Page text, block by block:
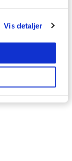
Vis detaljer